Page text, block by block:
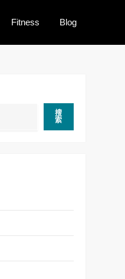
Fitness Blog
搜
索